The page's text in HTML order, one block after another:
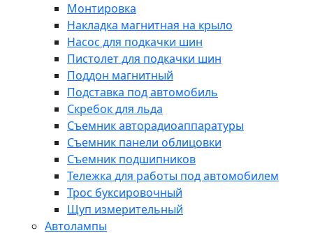
Монтировка
Накладка магнитная на крыло
Насос для подкачки шин
Пистолет для подкачки шин
Поддон магнитный
Подставка под автомобиль
Скребок для льда
Съемник авторадиоаппаратуры
Съемник панели облицовки
Съемник подшипников
Тележка для работы под автомобилем
Трос буксировочный
Щуп измерительный
Автолампы